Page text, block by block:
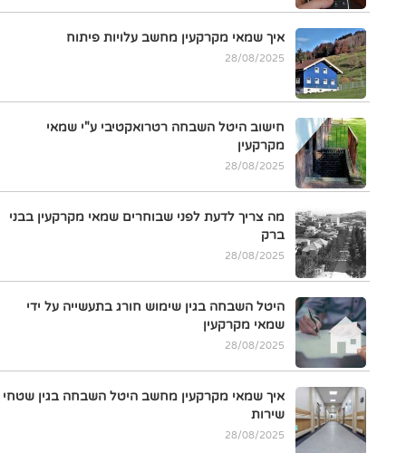
איך שמאי מקרקעין מחשב עלויות פיתוח
28/08/2025
חישוב היטל השבחה רטרואקטיבי ע"י שמאי
מקרקעין
28/08/2025
מה צריך לדעת לפני שבוחרים שמאי מקרקעין בבני
ברק
28/08/2025
היטל השבחה בגין שימוש חורג בתעשייה על ידי
שמאי מקרקעין
28/08/2025
איך שמאי מקרקעין מחשב היטל השבחה בגין שטחי
שירות
28/08/2025